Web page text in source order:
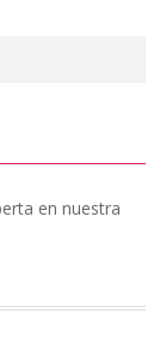
en nuestra